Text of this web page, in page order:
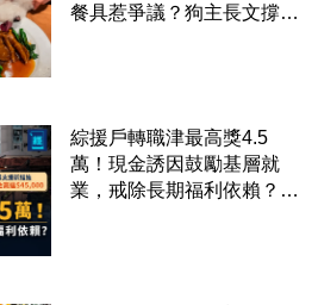
餐具惹爭議？狗主長文撐
綜援戶轉職津最高獎4.5
萬！現金誘因鼓勵基層就
業，戒除長期福利依賴？鄧